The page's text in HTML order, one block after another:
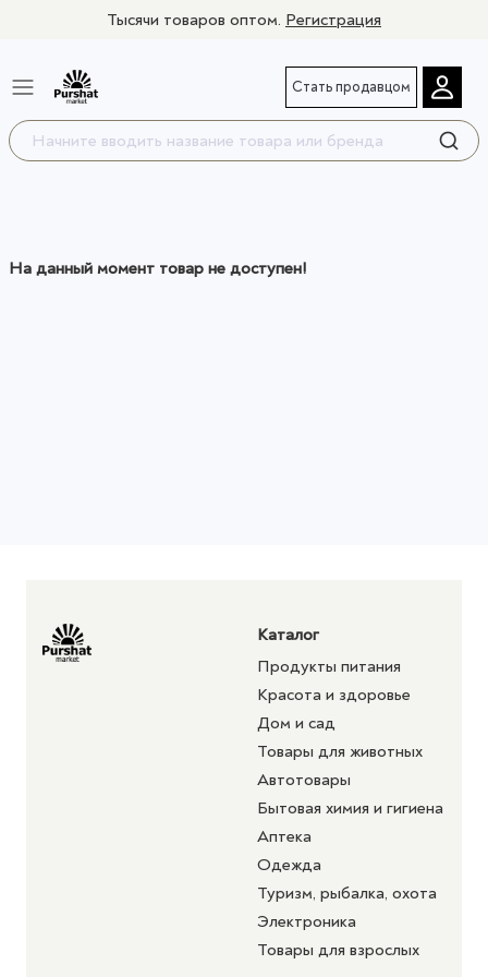
Тысячи товаров оптом. Регистрация
Стать продавцом
На данный момент товар не доступен!
Каталог
Продукты питания
Красота и здоровье
Дом и сад
Товары для животных
Автотовары
Бытовая химия и гигиена
Аптека
Одежда
Туризм, рыбалка, охота
Электроника
Товары для взрослых